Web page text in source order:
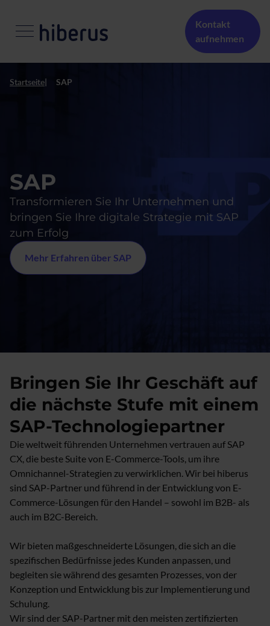
Menú Secundario
Kontakt
aufnehmen
Startseite SAP
SAP
Transformieren Sie Ihr Unternehmen und
bringen Sie Ihre digitale Strategie mit SAP
zum Erfolg
Mehr Erfahren über SAP
Bringen Sie Ihr Geschäft auf
die nächste Stufe mit einem
SAP-Technologiepartner
Die weltweit führenden Unternehmen vertrauen auf SAP
CX, die beste Suite von E-Commerce-Tools, um ihre
Omnichannel-Strategien zu verwirklichen. Wir bei hiberus
sind SAP-Partner und führend in der Entwicklung von E-
Commerce-Lösungen für den Handel – sowohl im B2B- als
auch im B2C-Bereich.
Wir bieten maßgeschneiderte Lösungen, die sich an die
spezifischen Bedürfnisse jedes Kunden anpassen, und
begleiten sie während des gesamten Prozesses, von der
Konzeption und Entwicklung bis zur Implementierung und
Schulung.
Wir sind der SAP-Partner mit den meisten zertifizierten